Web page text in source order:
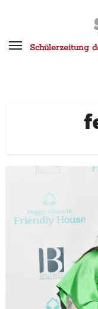
springenSchülerzeitung